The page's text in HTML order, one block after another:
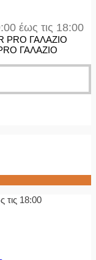
έως τις 18:00
ΓΑΛΑΖΙΟ
τις 18:00